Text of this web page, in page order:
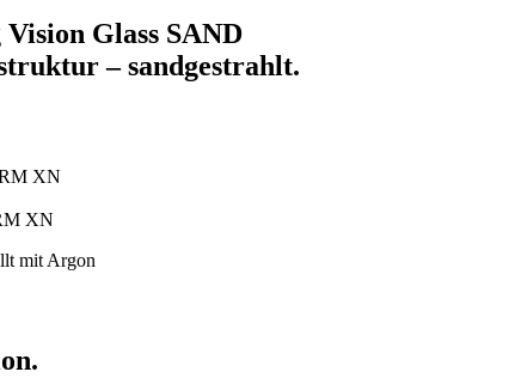
Vision Glass SAND
– sandgestrahlt.
XN
XN
mit Argon